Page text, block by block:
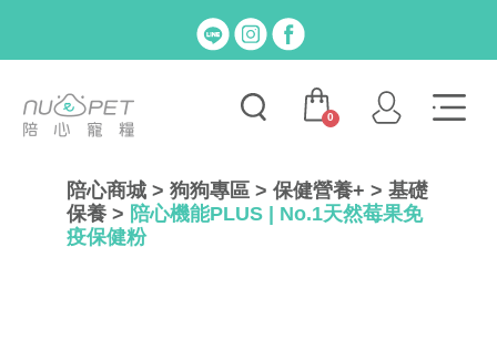
0
陪心商城 > 狗狗專區 > 保健營養+ > 基礎
保養 > 陪心機能PLUS | No.1天然莓果免
疫保健粉